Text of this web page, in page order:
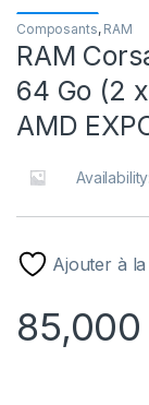
Composants, RAM
RAM
64 Go (2
AMD
Availability:
Ajouter à
85,000